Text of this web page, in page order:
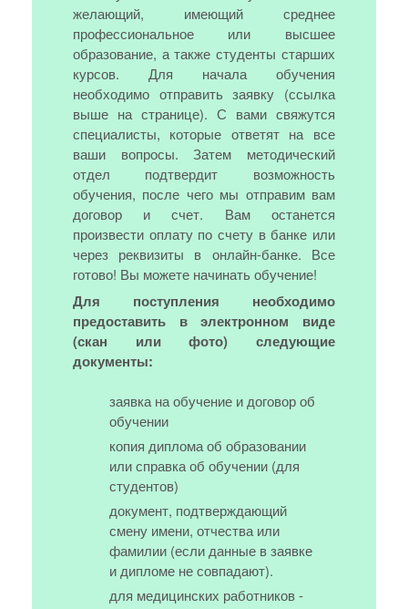
желающий, имеющий среднее
профессиональное или высшее
образование, а также студенты старших
курсов. Для начала обучения
необходимо отправить заявку (ссылка
выше на странице). С вами свяжутся
специалисты, которые ответят на все
ваши вопросы. Затем методический
отдел подтвердит возможность
обучения, после чего мы отправим вам
договор и счет. Вам останется
произвести оплату по счету в банке или
через реквизиты в онлайн-банке. Все
готово! Вы можете начинать обучение!
Для поступления необходимо
предоставить в электронном виде
(скан или фото) следующие
документы:
заявка на обучение и договор об
обучении
копия диплома об образовании
или справка об обучении (для
студентов)
документ, подтверждающий
смену имени, отчества или
фамилии (если данные в заявке
и дипломе не совпадают).
для медицинских работников -